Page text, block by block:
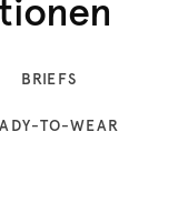
BRIEFS
TO-WEAR